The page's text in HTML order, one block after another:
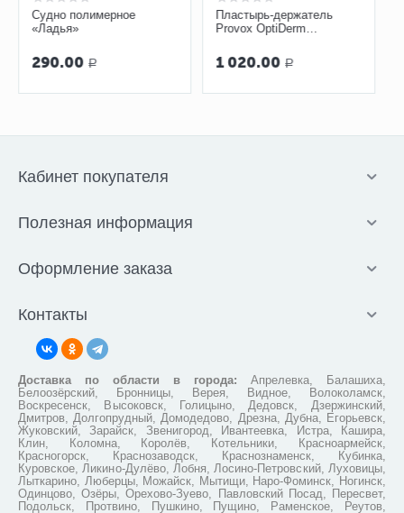
Судно полимерное
«Ладья»
290.00 Р
Пластырь-держатель
Provox OptiDerm
1 020.00 Р
Кабинет покупателя
Полезная информация
Оформление заказа
Контакты
Доставка по области в города: Апрелевка, Балашиха,
Белоозёрский, Бронницы, Верея, Видное, Волоколамск,
Воскресенск, Высоковск, Голицыно, Дедовск, Дзержинский,
Дмитров, Долгопрудный, Домодедово, Дрезна, Дубна, Егорьевск,
Жуковский, Зарайск, Звенигород, Ивантеевка, Истра, Кашира,
Клин, Коломна, Королёв, Котельники, Красноармейск,
Красногорск, Краснозаводск, Краснознаменск, Кубинка,
Куровское, Ликино-Дулёво, Лобня, Лосино-Петровский, Луховицы,
Лыткарино, Люберцы, Можайск, Мытищи, Наро-Фоминск, Ногинск,
Одинцово, Озёры, Орехово-Зуево, Павловский Посад, Пересвет,
Подольск, Протвино, Пушкино, Пущино, Раменское, Реутов,